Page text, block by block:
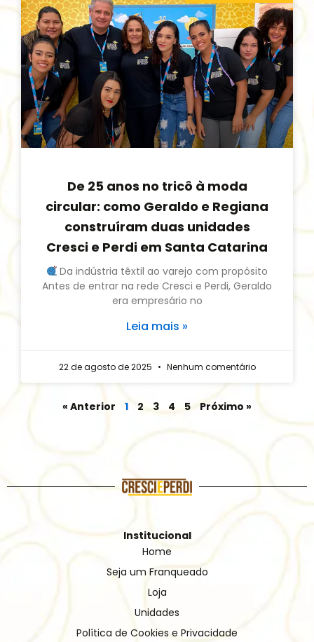
De 25 anos no tricô à moda
circular: como Geraldo e Regiana
construíram duas unidades
Cresci e Perdi em Santa Catarina
Da indústria têxtil ao varejo com propósito
Antes de entrar na rede Cresci e Perdi, Geraldo
era empresário no
Leia mais »
22 de agosto de 2025 Nenhum comentário
« Anterior 1 2 3 4 5 Próximo »
Institucional
Home
Seja um Franqueado
Loja
Unidades
Política de Cookies e Privacidade